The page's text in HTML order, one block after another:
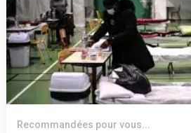
Recommandées pour vous...